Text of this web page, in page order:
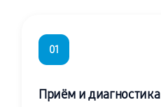
01
Приём и диагностика